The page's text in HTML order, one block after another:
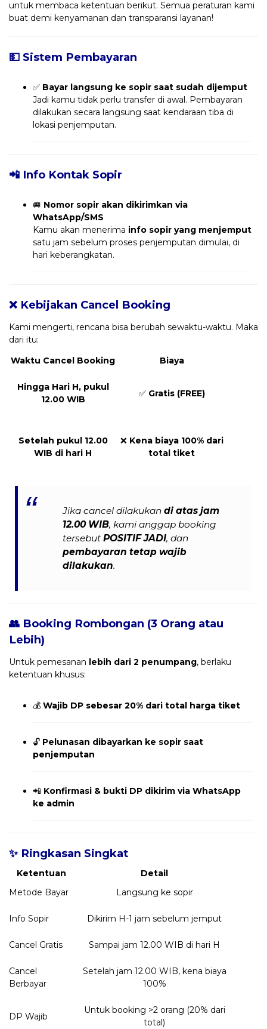
untuk membaca ketentuan berikut. Semua peraturan kami
buat demi kenyamanan dan transparansi layanan!
💵 Sistem Pembayaran
✅ Bayar langsung ke sopir saat sudah dijemput
Jadi kamu tidak perlu transfer di awal. Pembayaran
dilakukan secara langsung saat kendaraan tiba di
lokasi penjemputan.
📲 Info Kontak Sopir
🚐 Nomor sopir akan dikirimkan via
WhatsApp/SMS
Kamu akan menerima info sopir yang menjemput
satu jam sebelum proses penjemputan dimulai, di
hari keberangkatan.
❌ Kebijakan Cancel Booking
Kami mengerti, rencana bisa berubah sewaktu-waktu. Maka
dari itu:
Waktu Cancel Booking
Biaya
Hingga Hari H, pukul
12.00 WIB
✅ Gratis (FREE)
Setelah pukul 12.00
WIB di hari H
❌ Kena biaya 100% dari
total tiket
Jika cancel dilakukandi atas jam
12.00 WIB, kami anggap booking
tersebutPOSITIF JADI, dan
pembayaran tetap wajib
dilakukan.
👥 Booking Rombongan (3 Orang atau
Lebih)
Untuk pemesanan lebih dari 2 penumpang, berlaku
ketentuan khusus:
💰 Wajib DP sebesar 20% dari total harga tiket
🔓 Pelunasan dibayarkan ke sopir saat
penjemputan
📲 Konfirmasi & bukti DP dikirim via WhatsApp
ke admin
✨ Ringkasan Singkat
Ketentuan
Detail
Metode Bayar
Langsung ke sopir
Info Sopir Dikirim H-1 jam sebelum jemput
Cancel Gratis Sampai jam 12.00 WIB di hari H
Cancel
Berbayar
Setelah jam 12.00 WIB, kena biaya
100%
DP Wajib
Untuk booking >2 orang (20% dari
total)